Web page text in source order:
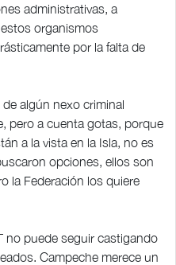
administrativas, a
organismos
por la falta de
algún nexo criminal
pero a cuenta gotas, porque
a la vista en la Isla, no es
opciones, ellos son
la Federación los quiere
no puede seguir castigando
Campeche merece un